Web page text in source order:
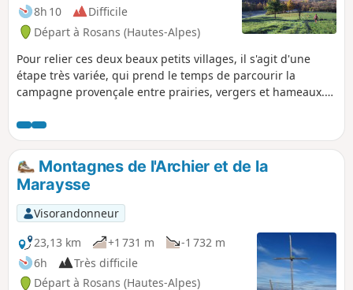
8h 10
Difficile
Départ à Rosans (Hautes-Alpes)
Pour relier ces deux beaux petits villages, il s'agit d'une
étape très variée, qui prend le temps de parcourir la
campagne provençale entre prairies, vergers et hameaux.
par sa progression aventureuse et sa crête rocheuse
esthétique.
Montagnes de l'Archier et de la
Maraysse
Visorandonneur
23,13 km
+1 731 m
-1 732 m
6h
Très difficile
Départ à Rosans (Hautes-Alpes)